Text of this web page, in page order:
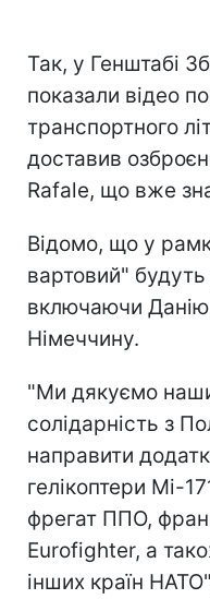
Так, у Генштабі
показали відео
транспортного
доставив
Rafale, що вже
Відомо, що у
вартовий" будуть
включаючи
Німеччину.
"Ми дякуємо
солідарність з
направити
гелікоптери Мі-
фрегат ППО,
Eurofighter, а
інших країн